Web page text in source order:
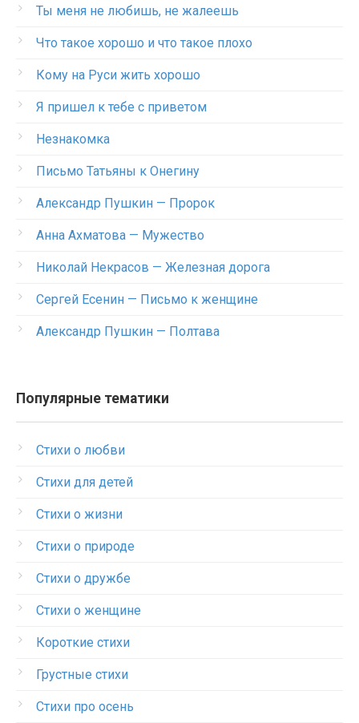
Ты меня не любишь, не жалеешь
Что такое хорошо и что такое плохо
Кому на Руси жить хорошо
Я пришел к тебе с приветом
Незнакомка
Письмо Татьяны к Онегину
Александр Пушкин — Пророк
Анна Ахматова — Мужество
Николай Некрасов — Железная дорога
Сергей Есенин — Письмо к женщине
Александр Пушкин — Полтава
Популярные тематики
Стихи о любви
Стихи для детей
Стихи о жизни
Стихи о природе
Стихи о дружбе
Стихи о женщине
Короткие стихи
Грустные стихи
Стихи про осень